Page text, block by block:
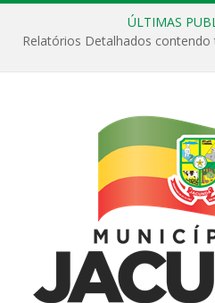
ÚLTIMAS